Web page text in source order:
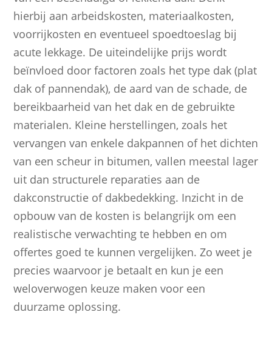
hierbij aan arbeidskosten, materiaalkosten,
voorrijkosten en eventueel spoedtoeslag bij
acute lekkage. De uiteindelijke prijs wordt
beïnvloed door factoren zoals het type dak (plat
dak of pannendak), de aard van de schade, de
bereikbaarheid van het dak en de gebruikte
materialen. Kleine herstellingen, zoals het
vervangen van enkele dakpannen of het dichten
van een scheur in bitumen, vallen meestal lager
uit dan structurele reparaties aan de
dakconstructie of dakbedekking. Inzicht in de
opbouw van de kosten is belangrijk om een
realistische verwachting te hebben en om
offertes goed te kunnen vergelijken. Zo weet je
precies waarvoor je betaalt en kun je een
weloverwogen keuze maken voor een
duurzame oplossing.